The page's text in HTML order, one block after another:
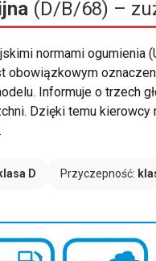
(D/B/68) –
normami ogumienia
obowiązkowym
Informuje o trzech
Dzięki temu
klasa D Przyczepność: